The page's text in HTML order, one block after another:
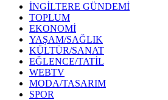
İNGİLTERE GÜNDEMİ
TOPLUM
EKONOMİ
YAŞAM/SAĞLIK
KÜLTÜR/SANAT
EĞLENCE/TATİL
WEBTV
MODA/TASARIM
SPOR